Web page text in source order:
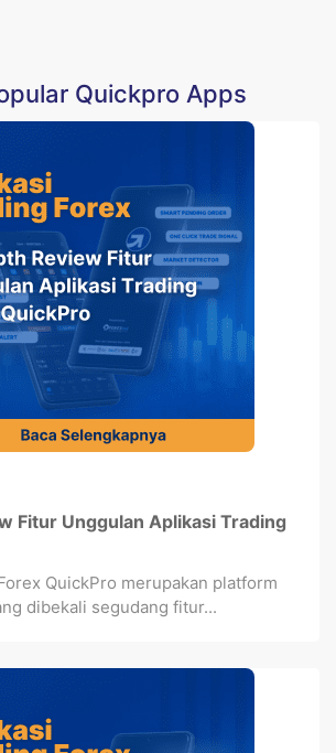
Quickpro Apps
Fitur Unggulan Aplikasi Trading
QuickPro merupakan platform
dibekali segudang fitur...